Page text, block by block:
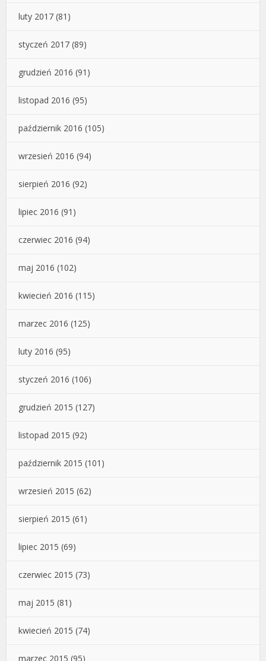
luty 2017 (81)
styczeń 2017 (89)
grudzień 2016 (91)
listopad 2016 (95)
październik 2016 (105)
wrzesień 2016 (94)
sierpień 2016 (92)
lipiec 2016 (91)
czerwiec 2016 (94)
maj 2016 (102)
kwiecień 2016 (115)
marzec 2016 (125)
luty 2016 (95)
styczeń 2016 (106)
grudzień 2015 (127)
listopad 2015 (92)
październik 2015 (101)
wrzesień 2015 (62)
sierpień 2015 (61)
lipiec 2015 (69)
czerwiec 2015 (73)
maj 2015 (81)
kwiecień 2015 (74)
marzec 2015 (95)